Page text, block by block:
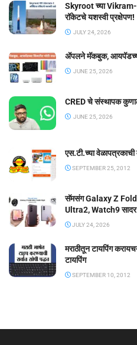
Skyroot च्या Vikram-1
रॉकेटचे यशस्वी प्रक्षेपण!
JULY 24, 2026
ॲपलने मॅकबुक, आयपॅडच्या
JUNE 25, 2026
CRED चे संस्थापक
JUNE 25, 2026
एस.टी.च्या वेळापत्रकाची
SEPTEMBER 25, 2012
सॅमसंग Galaxy Z
Ultra2, Watch9 सादर
JULY 24, 2026
मराठीतून टायपिंग
टायपिंग
SEPTEMBER 10, 2012